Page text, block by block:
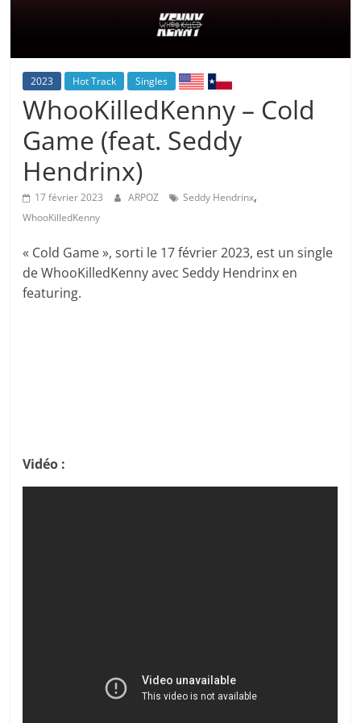
2023 Hot Track Singles
WhooKilledKenny – Cold
Game (feat. Seddy
Hendrinx)
17 février 2023 ARPOZ Seddy Hendrinx,
WhooKilledKenny
« Cold Game », sorti le 17 février 2023, est un single
de WhooKilledKenny avec Seddy Hendrinx en
featuring.
Vidéo :